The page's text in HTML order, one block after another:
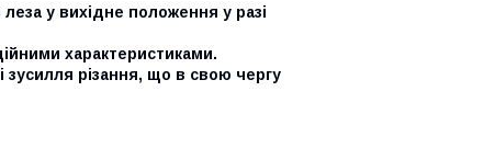
у вихідне положення у разі
характеристиками.
зусилля різання, що в свою чергу